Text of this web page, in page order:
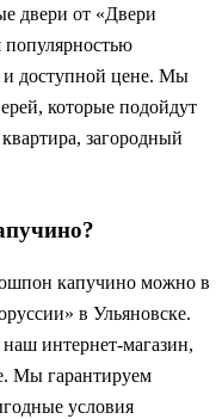
двери от «Двери
популярностью
и доступной цене. Мы
которые подойдут
загородный
капучино можно в
в Ульяновске.
наш интернет-магазин,
Мы гарантируем
условия